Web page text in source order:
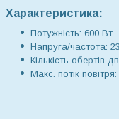
Характеристика:
Потужність: 600 Вт
Напруга/частота:
Кількість обертів
Макс. потік